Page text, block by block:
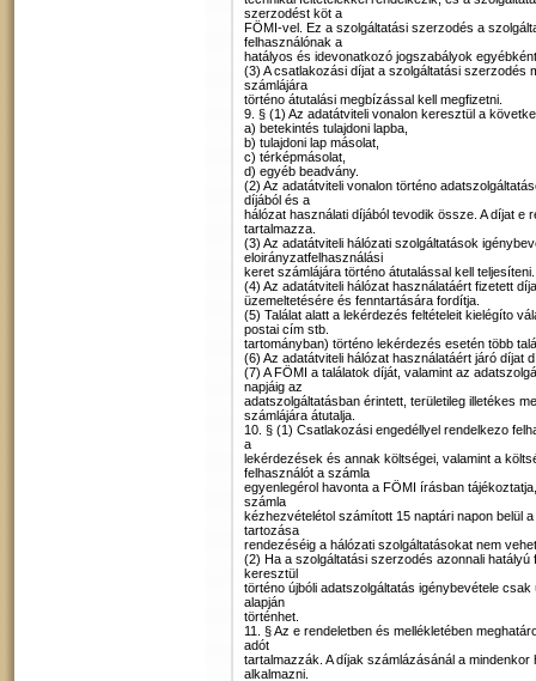
szerzodést köt a
FÖMI-vel. Ez a szolgáltatási szerzodés a
felhasználónak a
hatályos és idevonatkozó jogszabályok
(3) A csatlakozási díjat a szolgáltatási szerzodés
számlájára
történo átutalási megbízással kell megfizetni.
9. § (1) Az adatátviteli vonalon keresztül a
a) betekintés tulajdoni lapba,
b) tulajdoni lap másolat,
c) térképmásolat,
d) egyéb beadvány.
(2) Az adatátviteli vonalon történo
díjából és a
hálózat használati díjából tevodik össze. A díjat e
tartalmazza.
(3) Az adatátviteli hálózati szolgáltatások
eloirányzatfelhasználási
keret számlájára történo átutalással kell teljesíteni.
(4) Az adatátviteli hálózat használatáért fizetett
üzemeltetésére és fenntartására fordítja.
(5) Találat alatt a lekérdezés feltételeit kielégíto
postai cím stb.
tartományban) történo lekérdezés esetén több
(6) Az adatátviteli hálózat használatáért járó díjat
(7) A FÖMI a találatok díját, valamint az
napjáig az
adatszolgáltatásban érintett, területileg illetékes
számlájára átutalja.
10. § (1) Csatlakozási engedéllyel rendelkezo
a
lekérdezések és annak költségei, valamint a
felhasználót a számla
egyenlegérol havonta a FÖMI írásban
számla
kézhezvételétol számított 15 naptári napon belül
tartozása
rendezéséig a hálózati szolgáltatásokat nem
(2) Ha a szolgáltatási szerzodés azonnali
keresztül
történo újbóli adatszolgáltatás igénybevétele
alapján
történhet.
11. § Az e rendeletben és mellékletében
adót
tartalmazzák. A díjak számlázásánál a
alkalmazni.